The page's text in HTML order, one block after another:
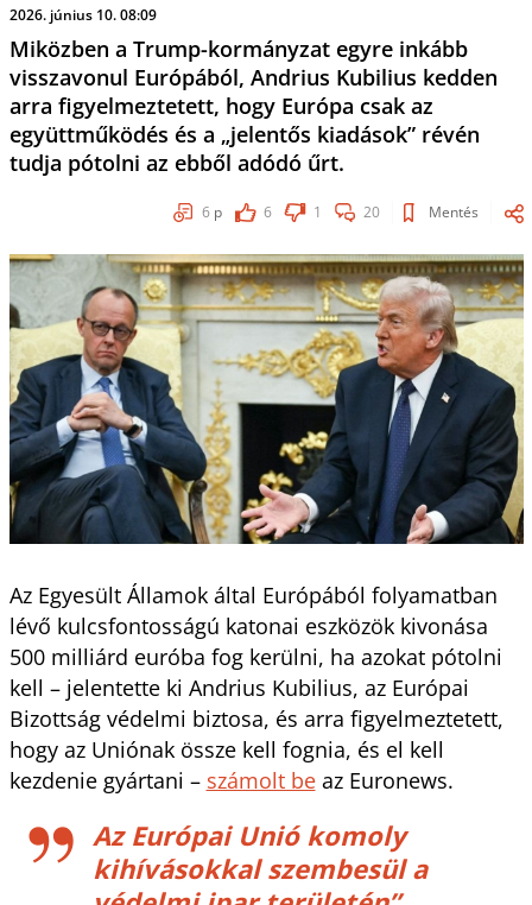
2026. június 10. 08:09
Miközben a Trump-kormányzat egyre inkább
visszavonul Európából, Andrius Kubilius kedden
arra figyelmeztetett, hogy Európa csak az
együttműködés és a „jelentős kiadások” révén
tudja pótolni az ebből adódó űrt.
6 p 6 1 20 Mentés
Az Egyesült Államok által Európából folyamatban
lévő kulcsfontosságú katonai eszközök kivonása
500 milliárd euróba fog kerülni, ha azokat pótolni
kell – jelentette ki Andrius Kubilius, az Európai
Bizottság védelmi biztosa, és arra figyelmeztetett,
hogy az Uniónak össze kell fognia, és el kell
kezdenie gyártani – számolt beaz Euronews.
Az Európai Unió komoly
kihívásokkal szembesül a